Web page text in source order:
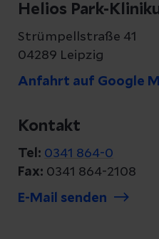
Helios Park-
Strümpellstraße 41
04289 Leipzig
Anfahrt auf Google
Kontakt
Tel: 0341 864-0
Fax: 0341 864-2108
E-Mail senden